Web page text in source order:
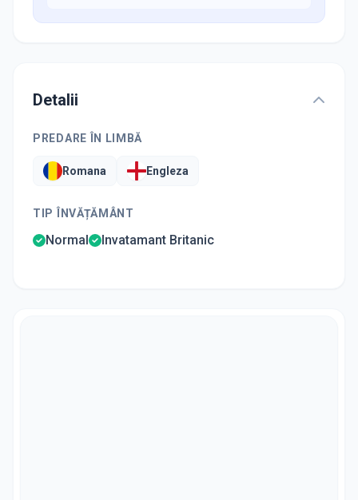
Detalii
PREDARE ÎN LIMBĂ
Romana Engleza
TIP ÎNVĂȚĂMÂNT
Normal Invatamant Britanic